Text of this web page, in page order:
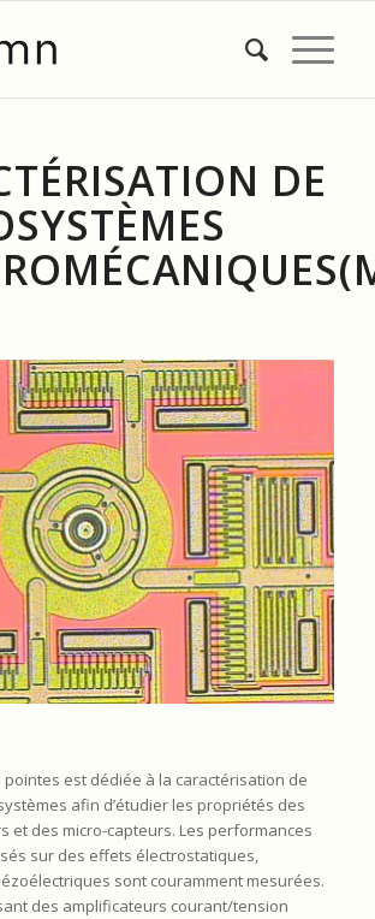
DE
est dédiée à la caractérisation de
afin d’étudier les propriétés des
et des micro-capteurs. Les performances
sur des effets électrostatiques,
sont couramment mesurées.
des amplificateurs courant/tension